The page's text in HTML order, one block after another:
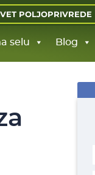
POLJOPRIVREDE
selu Blog